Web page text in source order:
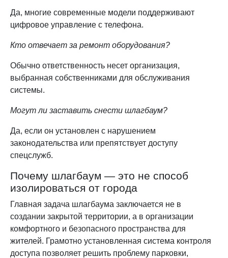
Да, многие современные модели поддерживают
цифровое управление с телефона.
Кто отвечает за ремонт оборудования?
Обычно ответственность несет организация,
выбранная собственниками для обслуживания
системы.
Могут ли заставить снести шлагбаум?
Да, если он установлен с нарушением
законодательства или препятствует доступу
спецслужб.
Почему шлагбаум — это не способ
изолироваться от города
Главная задача шлагбаума заключается не в
создании закрытой территории, а в организации
комфортного и безопасного пространства для
жителей. Грамотно установленная система контроля
доступа позволяет решить проблему парковки,